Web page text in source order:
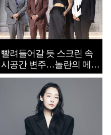
빨려들어갈 듯 스크린 속
시공간 변주…놀란의 메시
지는 ‘전쟁 속죄’